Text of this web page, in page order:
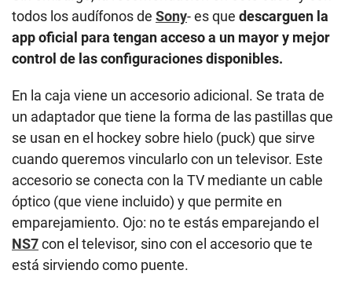
todos los audífonos de Sony- es que descarguen la
app oficial para tengan acceso a un mayor y mejor
control de las configuraciones disponibles.
En la caja viene un accesorio adicional. Se trata de
un adaptador que tiene la forma de las pastillas que
se usan en el hockey sobre hielo (puck) que sirve
cuando queremos vincularlo con un televisor. Este
accesorio se conecta con la TV mediante un cable
óptico (que viene incluido) y que permite en
emparejamiento. Ojo: no te estás emparejando el
NS7con el televisor, sino con el accesorio que te
está sirviendo como puente.